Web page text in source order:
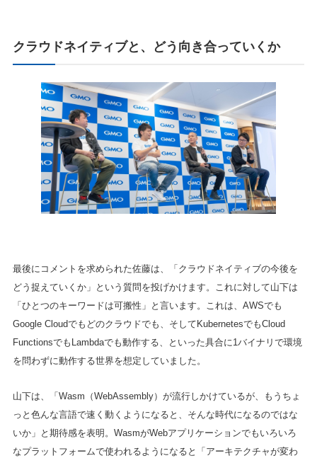
クラウドネイティブと、どう向き合っていくか
最後にコメントを求められた佐藤は、「クラウドネイティブの今後を
どう捉えていくか」という質問を投げかけます。これに対して山下は
「ひとつのキーワードは可搬性」と言います。これは、AWSでも
Google Cloudでもどのクラウドでも、そしてKubernetesでもCloud
FunctionsでもLambdaでも動作する、といった具合に1バイナリで環境
を問わずに動作する世界を想定していました。
山下は、「Wasm（WebAssembly）が流行しかけているが、もうちょ
っと色んな言語で速く動くようになると、そんな時代になるのではな
いか」と期待感を表明。WasmがWebアプリケーションでもいろいろ
なプラットフォームで使われるようになると「アーキテクチャが変わ